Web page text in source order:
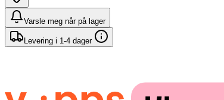
Varsle meg når på lager
Levering i 1-4 dager